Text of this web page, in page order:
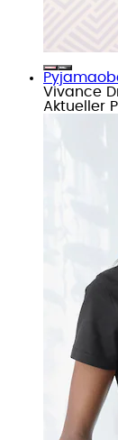
Vivance
Aktueller